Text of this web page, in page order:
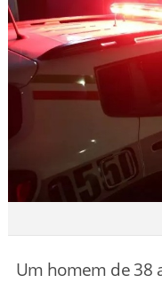
Um homem de 38